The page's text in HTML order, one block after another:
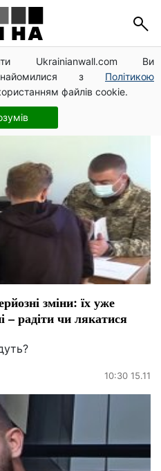
Ukrainianwall.com Ви
з Політикою
файлів cookie.
зміни: їх уже
– радіти чи лякатися
10:30 15.11